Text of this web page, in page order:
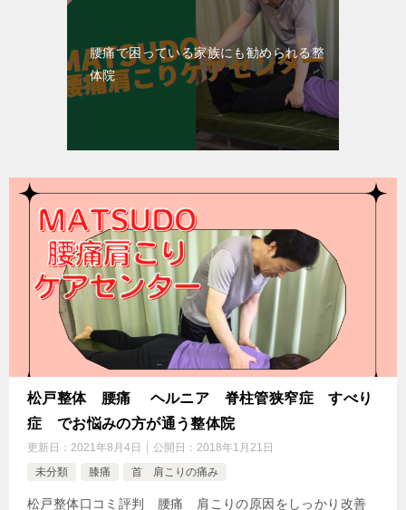
腰痛で困っている家族にも勧められる整
体院
松戸整体 腰痛 ヘルニア 脊柱管狭窄症 すべり
症 でお悩みの方が通う整体院
更新日： 2021年8月4日 公開日： 2018年1月21日
未分類
膝痛 首 肩こりの痛み
松戸整体口コミ評判 腰痛 肩こりの原因をしっかり改善